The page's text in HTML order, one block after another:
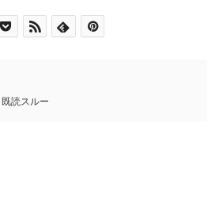
既読スルー